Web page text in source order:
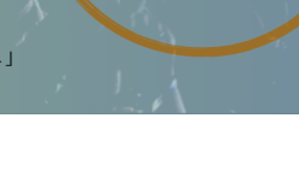
114滿招